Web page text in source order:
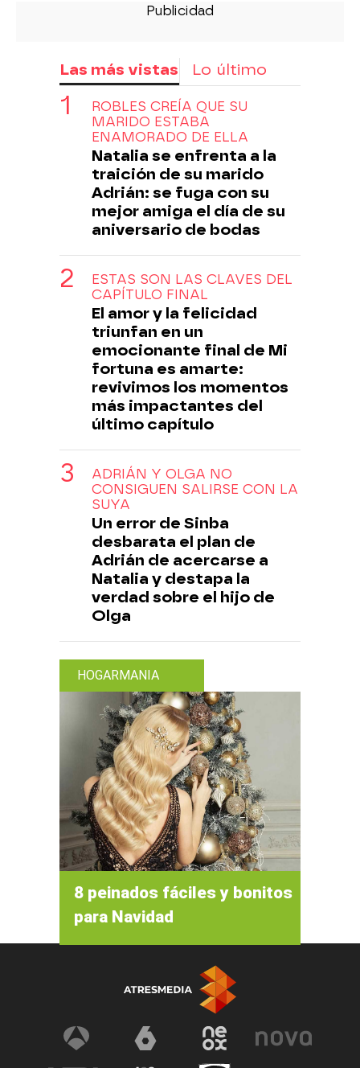
Las más vistas Lo último
ROBLES CREÍA QUE SU
MARIDO ESTABA
ENAMORADO DE ELLA
Natalia se enfrenta a la
traición de su marido
Adrián: se fuga con su
mejor amiga el día de su
aniversario de bodas
ESTAS SON LAS CLAVES DEL
CAPÍTULO FINAL
El amor y la felicidad
triunfan en un
emocionante final de Mi
fortuna es amarte:
revivimos los momentos
más impactantes del
último capítulo
ADRIÁN Y OLGA NO
CONSIGUEN SALIRSE CON LA
SUYA
Un error de Sinba
desbarata el plan de
Adrián de acercarse a
Natalia y destapa la
verdad sobre el hijo de
Olga
HOGARMANIA
8 peinados fáciles y bonitos
para Navidad